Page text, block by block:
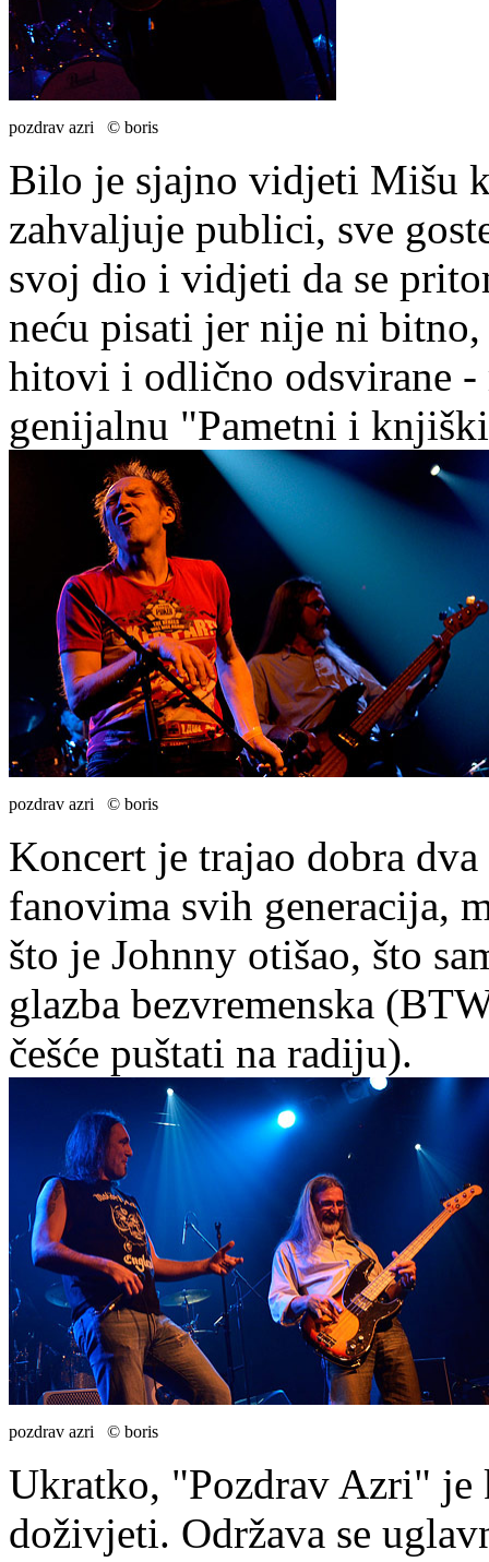
pozdrav azri © boris
Bilo je sjajno vidjeti Mišu
zahvaljuje publici, sve
svoj dio i vidjeti da se
neću pisati jer nije ni
hitovi i odlično odsvirane
genijalnu "Pametni i
pozdrav azri © boris
Koncert je trajao dobra
fanovima svih generacija,
što je Johnny otišao, što
glazba bezvremenska
češće puštati na radiju).
pozdrav azri © boris
Ukratko, "Pozdrav Azri" je
doživjeti. Održava se